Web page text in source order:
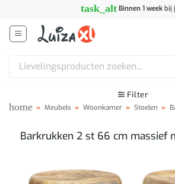
inhoud
task_alt Binnen 1 weekbij
Zoeken
Filter
home » Meubels » Woonkamer » Stoelen »
Barkrukken 2 st 66 cm massief